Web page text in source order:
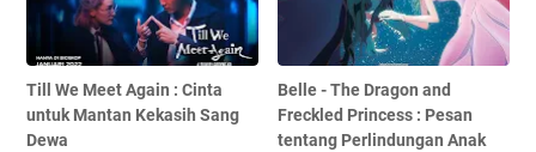
Till We Meet Again : Cinta
untuk Mantan Kekasih Sang
Dewa
Belle - The Dragon and
Freckled Princess : Pesan
tentang Perlindungan Anak